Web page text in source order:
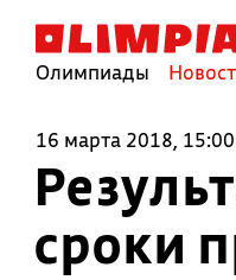
Олимпиады
16 марта 2018, 15:00
сроки